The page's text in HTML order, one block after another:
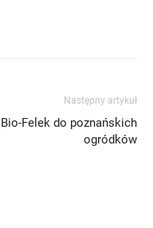
Następny artykuł
Bio-Felek do poznańskich
ogródków